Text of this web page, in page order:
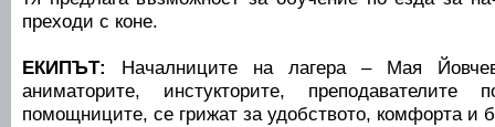
преходи с коне.
ЕКИПЪТ: Началниците на лагера – Мая
аниматорите, инстукторите,
помощниците, се грижат за удобството, комфорта и